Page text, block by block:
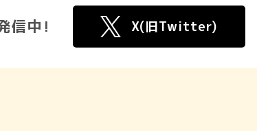
信中! X(旧Twitter)